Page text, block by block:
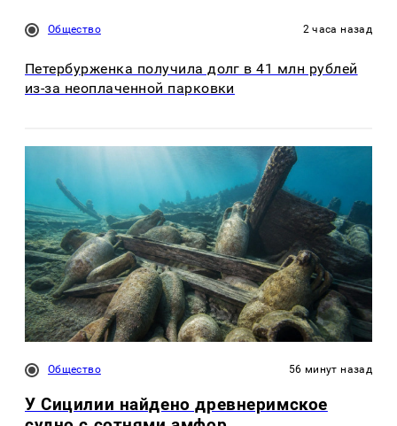
Общество 2 часа назад
Петербурженка получила долг в 41 млн рублей
из-за неоплаченной парковки
Общество 56 минут назад
У Сицилии найдено древнеримское